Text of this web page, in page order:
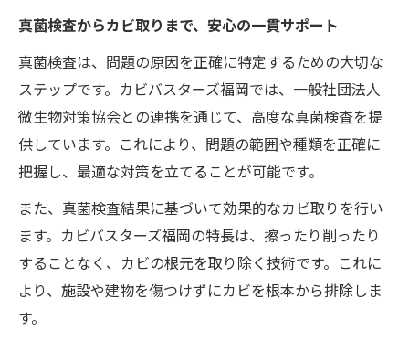
真菌検査からカビ取りまで、安心の一貫サポート
真菌検査は、問題の原因を正確に特定するための大切な
ステップです。カビバスターズ福岡では、一般社団法人
微生物対策協会との連携を通じて、高度な真菌検査を提
供しています。これにより、問題の範囲や種類を正確に
把握し、最適な対策を立てることが可能です。
また、真菌検査結果に基づいて効果的なカビ取りを行い
ます。カビバスターズ福岡の特長は、擦ったり削ったり
することなく、カビの根元を取り除く技術です。これに
より、施設や建物を傷つけずにカビを根本から排除しま
す。